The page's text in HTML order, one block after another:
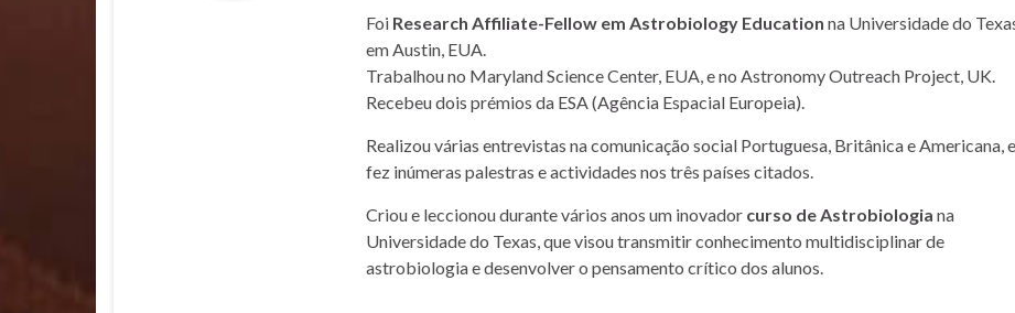
Foi Research Affiliate-Fellow em Astrobiology Education na Universidade do
em Austin, EUA.
Trabalhou no Maryland Science Center, EUA, e no Astronomy Outreach Project, UK.
Recebeu dois prémios da ESA (Agência Espacial Europeia).
Realizou várias entrevistas na comunicação social Portuguesa, Britânica e Americana, e
fez inúmeras palestras e actividades nos três países citados.
Criou e leccionou durante vários anos um inovador curso de Astrobiologia na
Universidade do Texas, que visou transmitir conhecimento multidisciplinar de
astrobiologia e desenvolver o pensamento crítico dos alunos.